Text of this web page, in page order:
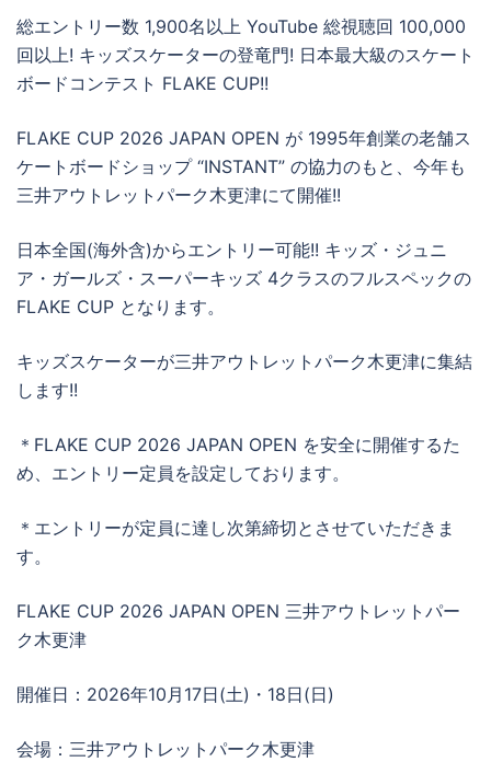
総エントリー数 1,900名以上 YouTube 総視聴回 100,000
回以上! キッズスケーターの登竜門! 日本最大級のスケート
ボードコンテスト FLAKE CUP!!
FLAKE CUP 2026 JAPAN OPEN が 1995年創業の老舗ス
ケートボードショップ “INSTANT” の協力のもと、今年も
三井アウトレットパーク木更津にて開催!!
日本全国(海外含)からエントリー可能!! キッズ・ジュニ
ア・ガールズ・スーパーキッズ 4クラスのフルスペックの
FLAKE CUP となります。
キッズスケーターが三井アウトレットパーク木更津に集結
します!!
＊FLAKE CUP 2026 JAPAN OPEN を安全に開催するた
め、エントリー定員を設定しております。
＊エントリーが定員に達し次第締切とさせていただきま
す。
FLAKE CUP 2026 JAPAN OPEN 三井アウトレットパー
ク木更津
開催日：2026年10月17日(土)・18日(日)
会場：三井アウトレットパーク木更津